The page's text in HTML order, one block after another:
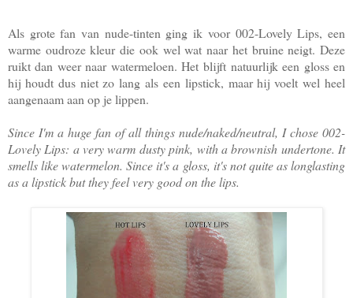
Als grote fan van nude-tinten ging ik voor 002-Lovely Lips, een
warme oudroze kleur die ook wel wat naar het bruine neigt. Deze
ruikt dan weer naar watermeloen. Het blijft natuurlijk een gloss en
hij houdt dus niet zo lang als een lipstick, maar hij voelt wel heel
aangenaam aan op je lippen.
Since I'm a huge fan of all things nude/naked/neutral, I chose 002-
Lovely Lips: a very warm dusty pink, with a brownish undertone. It
smells like watermelon. Since it's a gloss, it's not quite as longlasting
as a lipstick but they feel very good on the lips.